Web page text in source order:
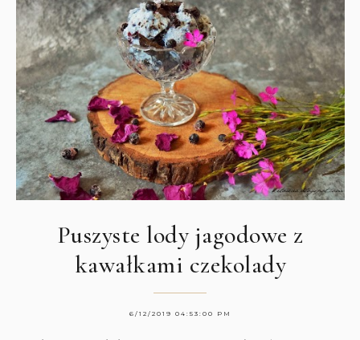
Puszyste lody jagodowe z
kawałkami czekolady
6/12/2019 04:53:00 PM